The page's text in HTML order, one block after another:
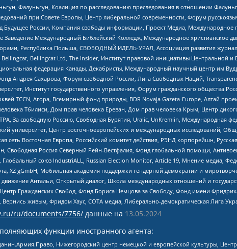
Фалуньгун, Коалиция по расследованию преследования в отношении
при Совете Европы, Центр либеральной современности, Форум
России, Компания свободы информации, Проект Медиа, Международное
Международный Библейский Колледж, Международное христианское
Республика Польша, СВОБОДНЫЙ ИДЕЛЬ-УРАЛ, Ассоциация развития
Bellingcat Ltd, The Insider, Институт правовой инициативы Центральной
федерация Канады, Декабристы, Международный научный центр им
Андрея Сахарова, Форум свободной России, Лига Свободных Наций,
Институт государственного управления, Форум гражданского общества
TCCN, Агора, Всемирный фонд природы, BDR Novaja Gazeta-Europe, Алтай
Тбилиси, Дом прав человека Ереван, Дом прав человека Крым, Центр
За свободную Россию, Свободная Бурятия, Uralic, UnKremlin, Международная
университет, Центр восточноевропейских и международных исследований,
сеть Восточная Европа, Российский комитет действия, РЭНД корпорейшн,
Свободная Россия Северный Рейн-Вестфалия, Фонд глобальной помощи,
Глобальный союз IndustriALL, Russian Election Monitor, Article 19, Мнение медиа,
XZ gGmbH, Мобильная академия поддержки гендерной демократии и
Антальи, Открытый диалог, Школа международных отношений и
Гражданских Свобод, Фонд Бориса Немцова за Свободу, Фонд имени
Вернись живым, Фридом Хаус, СОТА медиа, Либерально-демократическая Лига
ru/documents/7756/ данные на 13.05.2024
функции иностранного агента:
Нижегородский центр немецкой и европейской культуры,